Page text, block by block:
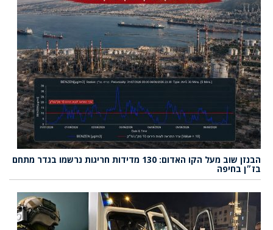
הבנזן שוב מעל הקו האדום: 130 מדידות חריגות נרשמו בגדר מתחם
בז״ן בחיפה